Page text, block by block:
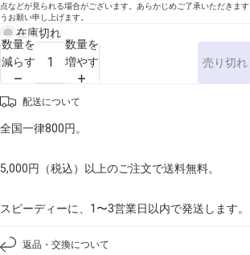
点などが見られる場合がございます。あらかじめご了承いただきます
うお願い申し上げます。
在庫切れ
数量を
減らす
数量を
増やす
売り切れ
配送について
全国一律800円。
5,000円（税込）以上のご注文で送料無料。
スピーディーに、1〜3営業日以内で発送します。
返品・交換について